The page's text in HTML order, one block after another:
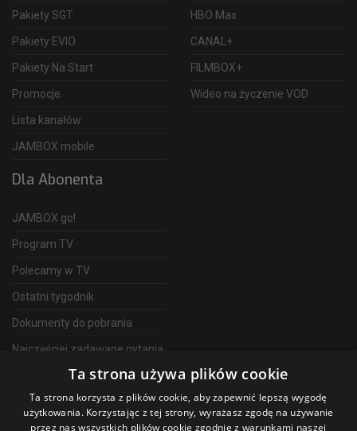
Pakiety SGT
Pakiety EVIO
Pakiety Na Start
Promocje
Lista kanałów
JAMBOX mobile
HBO Max
CANAL+
FILMBOX+
Wideo na życzenie VOD
Dla Abonenta
JAMBOX go!
Program TV
Polecamy w TV
Ostatni tygodnik
Dokumenty do pobrania
Najczęściej zadawane pytania
Telewizja Światłowodowa
Ta strona używa plików cookie
Ta strona korzysta z plików cookie, aby zapewnić lepszą wygodę
użytkowania. Korzystając z tej strony, wyrażasz zgodę na używanie
przez nas wszystkich plików cookie zgodnie z warunkami naszej